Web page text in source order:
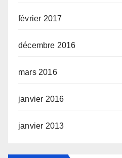
février 2017
décembre 2016
mars 2016
janvier 2016
janvier 2013